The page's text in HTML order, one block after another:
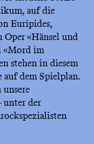
auf die
Euripides,
Oper «Hänsel und
«Mord im
stehen in diesem
auf dem Spielplan.
unter der